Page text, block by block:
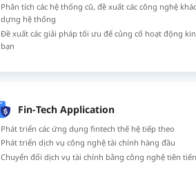
Phân tích các hệ thống cũ, đề xuất các công nghệ
dựng hệ thống
Đề xuất các giải pháp tối ưu để củng cố hoạt động
bạn
Fin-Tech Application
Phát triển các ứng dụng fintech thế hệ tiếp theo
Phát triển dịch vụ công nghệ tài chính hàng đầu
Chuyển đổi dịch vụ tài chính bằng công nghệ tiên tiến